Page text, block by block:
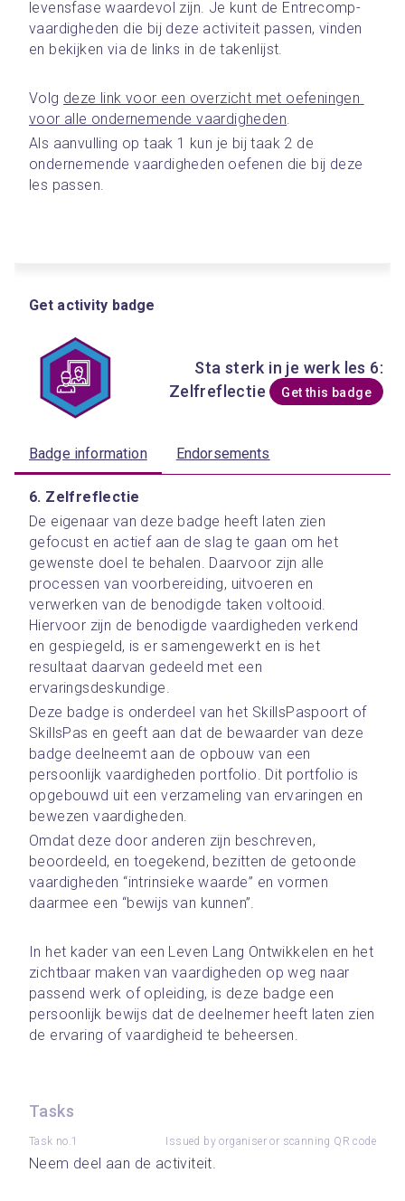
levensfase waardevol zijn. Je kunt de Entrecomp-
vaardigheden die bij deze activiteit passen, vinden
en bekijken via de links in de takenlijst.
Volg deze link voor een overzicht met oefeningen
voor alle ondernemende vaardigheden.
Als aanvulling op taak 1 kun je bij taak 2 de
ondernemende vaardigheden oefenen die bij deze
les passen.
Get activity badge
Sta sterk in je werk les 6:
Zelfreflectie
Get this badge
Badge information Endorsements
6. Zelfreflectie
De eigenaar van deze badge heeft laten zien
gefocust en actief aan de slag te gaan om het
gewenste doel te behalen. Daarvoor zijn alle
processen van voorbereiding, uitvoeren en
verwerken van de benodigde taken voltooid.
Hiervoor zijn de benodigde vaardigheden verkend
en gespiegeld, is er samengewerkt en is het
resultaat daarvan gedeeld met een
ervaringsdeskundige.
Deze badge is onderdeel van het SkillsPaspoort of
SkillsPas en geeft aan dat de bewaarder van deze
badge deelneemt aan de opbouw van een
persoonlijk vaardigheden portfolio. Dit portfolio is
opgebouwd uit een verzameling van ervaringen en
bewezen vaardigheden.
Omdat deze door anderen zijn beschreven,
beoordeeld, en toegekend, bezitten de getoonde
vaardigheden “intrinsieke waarde” en vormen
daarmee een “bewijs van kunnen”.
In het kader van een Leven Lang Ontwikkelen en het
zichtbaar maken van vaardigheden op weg naar
passend werk of opleiding, is deze badge een
persoonlijk bewijs dat de deelnemer heeft laten zien
de ervaring of vaardigheid te beheersen.
Tasks
Task no.1 Issued by organiser or scanning QR code
Neem deel aan de activiteit.